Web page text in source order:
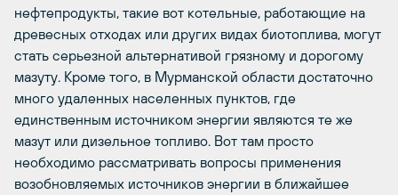
нефтепродукты, такие вот котельные, работающие на
древесных отходах или других видах биотоплива, могут
стать серьезной альтернативой грязному и дорогому
мазуту. Кроме того, в Мурманской области достаточно
много удаленных населенных пунктов, где
единственным источником энергии являются те же
мазут или дизельное топливо. Вот там просто
необходимо рассматривать вопросы применения
возобновляемых источников энергии в ближайшее